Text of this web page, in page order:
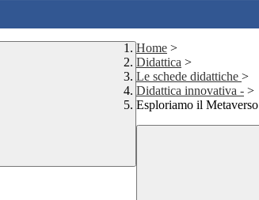
Home >
Didattica >
Le schede didattiche >
Didattica innovativa - >
Esploriamo il Metaverso